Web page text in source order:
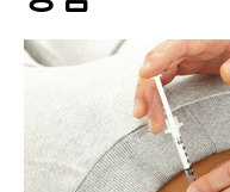
통해 밝혀
표
- 척추관협